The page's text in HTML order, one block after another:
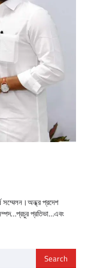
সম্মেলন।অন্ধ্র প্রদেশ
প্রতিভা…এবং